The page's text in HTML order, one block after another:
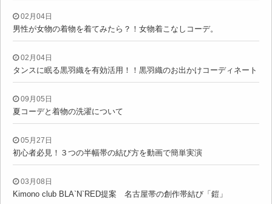
02月04日
男性が女物の着物を着てみたら？！女物着こなしコーデ。
02月04日
タンスに眠る黒羽織を有効活用！！黒羽織のお出かけコーディネート
09月05日
夏コーデと着物の洗濯について
05月27日
初心者必見！３つの半幅帯の結び方を動画で簡単実演
03月08日
Kimono club BLA`N`RED提案 名古屋帯の創作帯結び「鎧」